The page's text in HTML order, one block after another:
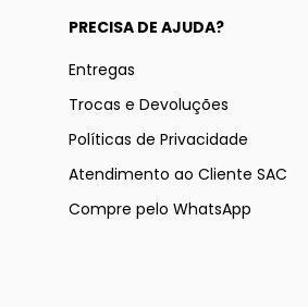
PRECISA DE AJUDA?
Entregas
Trocas e Devoluções
Políticas de Privacidade
Atendimento ao Cliente SAC
Compre pelo WhatsApp